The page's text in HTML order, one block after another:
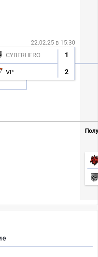
22.02.25 в 15:30
CYBERHERO 1
VP 2